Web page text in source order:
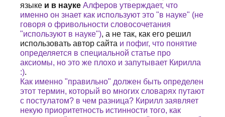
языке и в науке Алферов утверждает, что
именно он знает как используют это "в науке" (не
говоря о фривольности словосочетания
"используют в науке"), а не так, как его решил
использовать автор сайта и пофиг, что понятие
определяется в специальной статье про
аксиомы, но это же плохо и запутывает Кирилла
:).
Как именно "правильно" должен быть определен
этот термин, который во многих словарях путают
с постулатом? в чем разница? Кирилл заявляет
некую приоритетность истинности того, как